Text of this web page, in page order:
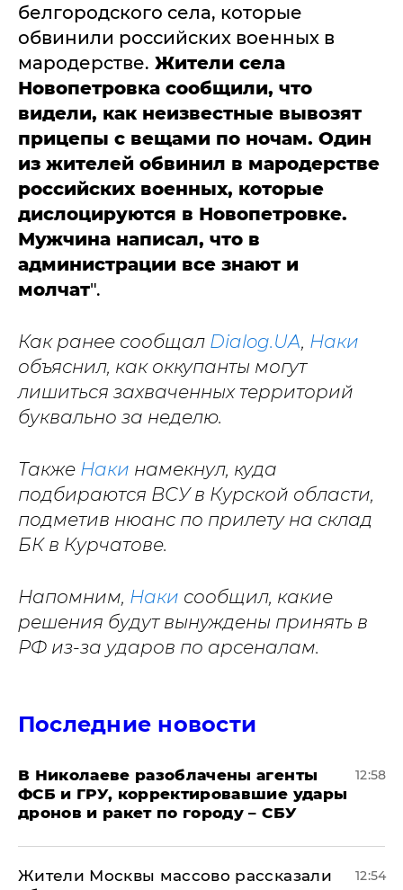
белгородского села, которые
обвинили российских военных в
мародерстве. Жители села
Новопетровка сообщили, что
видели, как неизвестные вывозят
прицепы с вещами по ночам. Один
из жителей обвинил в мародерстве
российских военных, которые
дислоцируются в Новопетровке.
Мужчина написал, что в
администрации все знают и
молчат".
Как ранее сообщал Dialog.UA, Наки
объяснил, как оккупанты могут
лишиться захваченных территорий
буквально за неделю.
Также Наки намекнул, куда
подбираются ВСУ в Курской области,
подметив нюанс по прилету на склад
БК в Курчатове.
Напомним, Наки сообщил, какие
решения будут вынуждены принять в
РФ из-за ударов по арсеналам.
Последние новости
В Николаеве разоблачены агенты
ФСБ и ГРУ, корректировавшие удары
дронов и ракет по городу – СБУ
12:58
Жители Москвы массово рассказали
12:54